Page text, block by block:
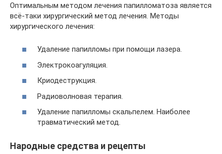
Оптимальным методом лечения папилломатоза является
всё-таки хирургический метод лечения. Методы
хирургического лечения:
Удаление папилломы при помощи лазера.
Электрокоагуляция.
Криодеструкция.
Радиоволновая терапия.
Удаление папилломы скальпелем. Наиболее
травматический метод.
Народные средства и рецепты